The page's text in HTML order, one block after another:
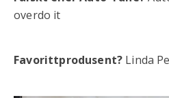
overdo it
Favorittprodusent? Linda